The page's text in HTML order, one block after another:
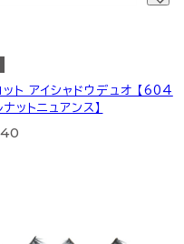
ット アイシャドウデュオ 【604
ットニュアンス】